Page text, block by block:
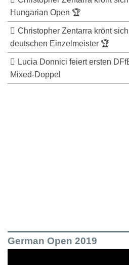
Hungarian Open 🏆
Christopher Zentarra krönt
deutschen Einzelmeister 🏆
Lucia Donnici feiert ersten
Mixed-Doppel
German Open 2019